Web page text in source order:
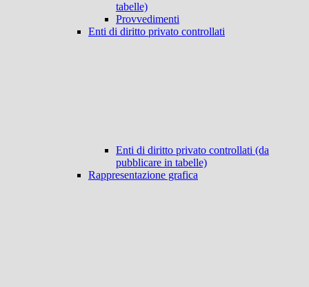
tabelle)
Provvedimenti
Enti di diritto privato controllati
Enti di diritto privato controllati (da
pubblicare in tabelle)
Rappresentazione grafica